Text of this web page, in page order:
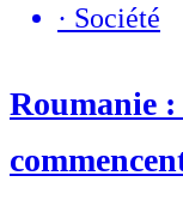
· Société
Roumanie :